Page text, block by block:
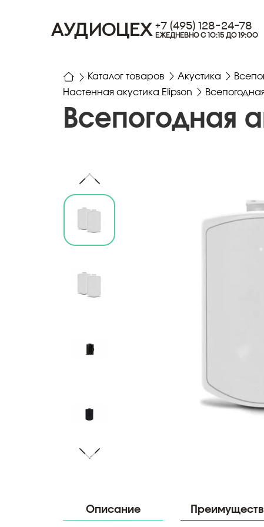
АУДИОЦЕХ +7 (495) 128-24-78
ЕЖЕДНЕВНО С 10:15 ДО 19:00
Каталог товаров Акустика
Настенная акустика Elipson
Всепогодная
Описание